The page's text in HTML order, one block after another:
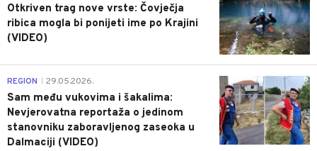
Otkriven trag nove vrste: Čovječja
ribica mogla bi ponijeti ime po Krajini
(VIDEO)
0
REGION 29.05.2026.
Sam među vukovima i šakalima:
Nevjerovatna reportaža o jedinom
stanovniku zaboravljenog zaseoka u
Dalmaciji (VIDEO)